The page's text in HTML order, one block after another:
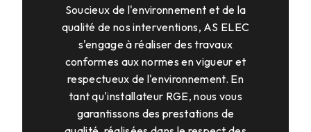
Soucieux de l'environnement et de la
qualité de nos interventions, AS ELEC
s'engage à réaliser des travaux
conformes aux normes en vigueur et
respectueux de l'environnement. En
tant qu'installateur RGE, nous vous
garantissons des prestations de